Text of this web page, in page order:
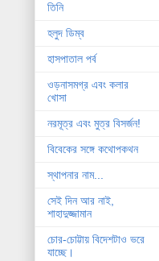
তিনি
হলুদ ডিম্ব
হাসপাতাল পর্ব
ওড়নাসমগ্র এবং কলার
খোসা
নরমূত্র এবং মুত্র বিসর্জন!
বিবেকের সঙ্গে কথোপকথন
স্থাপনার নাম...
সেই দিন আর নাই,
শাহাদুজ্জামান
চোর-চোট্টায় বিদেশটাও ভরে
যাচ্ছে।